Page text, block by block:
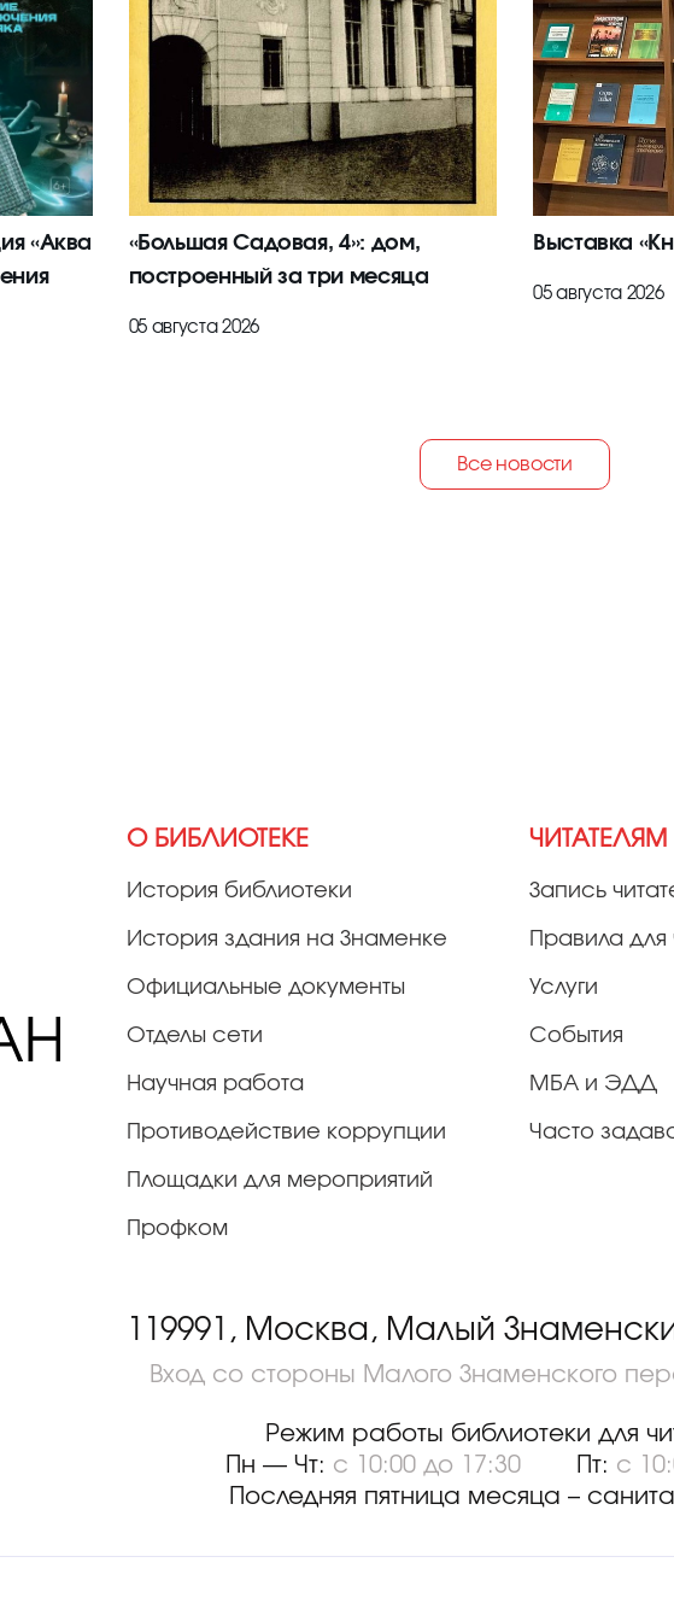
«Аква
«Большая Садовая, 4»: дом,
построенный за три месяца
05 августа 2026
Выставка
05 августа 2026
Все новости
О БИБЛИОТЕКЕ
История библиотеки
История здания на Знаменке
Официальные документы
Отделы сети
Научная работа
Противодействие коррупции
Площадки для мероприятий
Профком
ЧИТАТЕЛЯМ
Запись
Правила для
Услуги
События
МБА и ЭДД
Часто
119991, Москва, Малый
Вход со стороны Малого Знаменского
Режим работы библиотеки для
Пн — Чт: с 10:00 до 17:30 Пт: с
Последняя пятница месяца –